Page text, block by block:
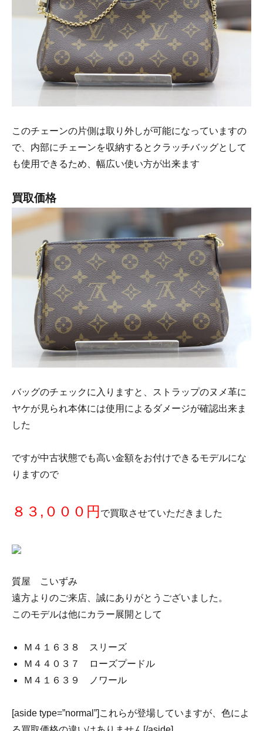
このチェーンの片側は取り外しが可能になっていますの
で、内部にチェーンを収納するとクラッチバッグとして
も使用できるため、幅広い使い方が出来ます
買取価格
バッグのチェックに入りますと、ストラップのヌメ革に
ヤケが見られ本体には使用によるダメージが確認出来ま
した
ですが中古状態でも高い金額をお付けできるモデルにな
りますので
８３,０００円 で買取させていただきました
質屋 こいずみ
遠方よりのご来店、誠にありがとうございました。
このモデルは他にカラー展開として
Ｍ４１６３８ スリーズ
Ｍ４４０３７ ローズプードル
Ｍ４１６３９ ノワール
[aside type=”normal”]これらが登場していますが、色によ